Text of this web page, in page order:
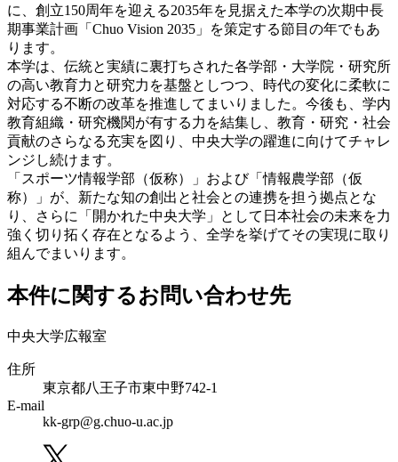
に、創立150周年を迎える2035年を見据えた本学の次期中長
期事業計画「Chuo Vision 2035」を策定する節目の年でもあ
ります。
本学は、伝統と実績に裏打ちされた各学部・大学院・研究所
の高い教育力と研究力を基盤としつつ、時代の変化に柔軟に
対応する不断の改革を推進してまいりました。今後も、学内
教育組織・研究機関が有する力を結集し、教育・研究・社会
貢献のさらなる充実を図り、中央大学の躍進に向けてチャレ
ンジし続けます。
「スポーツ情報学部（仮称）」および「情報農学部（仮
称）」が、新たな知の創出と社会との連携を担う拠点とな
り、さらに「開かれた中央大学」として日本社会の未来を力
強く切り拓く存在となるよう、全学を挙げてその実現に取り
組んでまいります。
本件に関するお問い合わせ先
中央大学広報室
住所
東京都八王子市東中野742-1
E-mail
kk-grp@g.chuo-u.ac.jp